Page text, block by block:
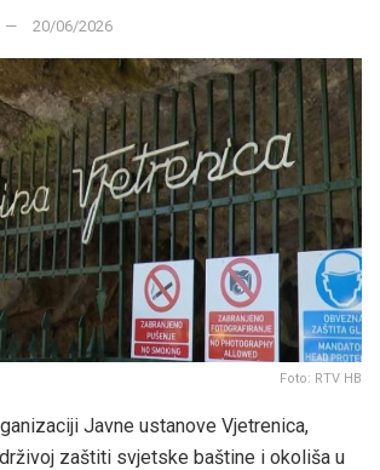
20/06/2026
Foto: RTV HB
Javne ustanove Vjetrenica,
zaštiti svjetske baštine i okoliša u